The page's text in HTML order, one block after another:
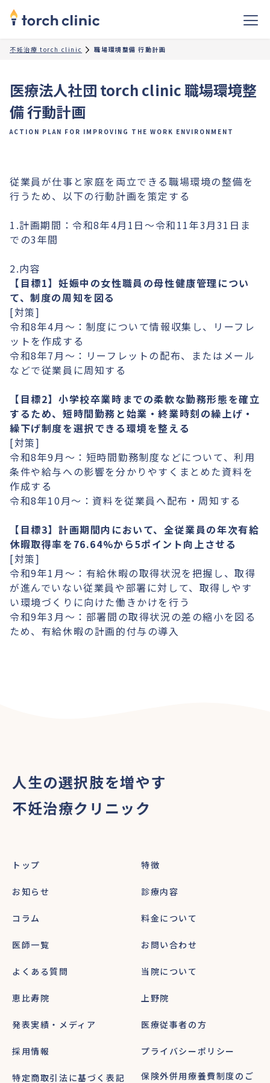
不妊治療 torch clinic 職場環境整備 行動計画
医療法人社団 torch clinic 職場環境整
備 行動計画
ACTION PLAN FOR IMPROVING THE WORK ENVIRONMENT
従業員が仕事と家庭を両立できる職場環境の整備を
行うため、以下の行動計画を策定する
1.計画期間：令和8年4月1日～令和11年3月31日ま
での3年間
2.内容
【目標1】妊娠中の女性職員の母性健康管理につい
て、制度の周知を図る
[対策]
令和8年4月～：制度について情報収集し、リーフレ
ットを作成する
令和8年7月～：リーフレットの配布、またはメール
などで従業員に周知する
【目標2】小学校卒業時までの柔軟な勤務形態を確立
するため、短時間勤務と始業・終業時刻の繰上げ・
繰下げ制度を選択できる環境を整える
[対策]
令和8年9月～：短時間勤務制度などについて、利用
条件や給与への影響を分かりやすくまとめた資料を
作成する
令和8年10月～：資料を従業員へ配布・周知する
【目標3】計画期間内において、全従業員の年次有給
休暇取得率を76.64%から5ポイント向上させる
[対策]
令和9年1月～：有給休暇の取得状況を把握し、取得
が進んでいない従業員や部署に対して、取得しやす
い環境づくりに向けた働きかけを行う
令和9年3月～：部署間の取得状況の差の縮小を図る
ため、有給休暇の計画的付与の導入
人生の選択肢を増やす
不妊治療クリニック
トップ 特徴
お知らせ 診療内容
コラム 料金について
医師一覧 お問い合わせ
よくある質問 当院について
恵比寿院 上野院
発表実績・メディア 医療従事者の方
採用情報 プライバシーポリシー
特定商取引法に基づく表記
保険外併用療養費制度のご